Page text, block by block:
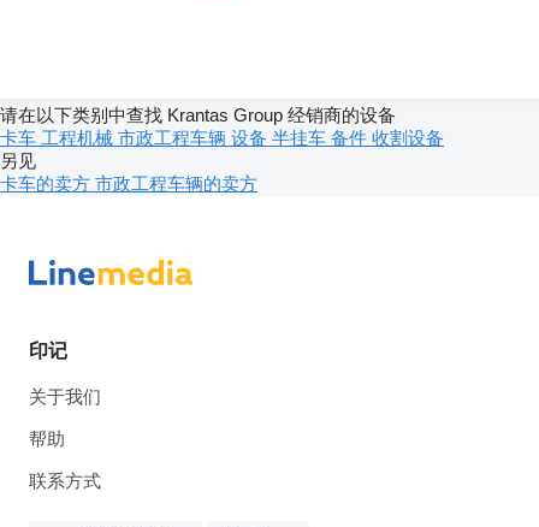
请在以下类别中查找 Krantas Group 经销商的设备
卡车 工程机械 市政工程车辆 设备 半挂车 备件 收割设备
另见
卡车的卖方 市政工程车辆的卖方
印记
关于我们
帮助
联系方式